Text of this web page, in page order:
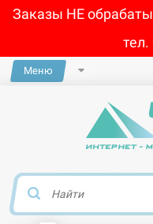
Заказы НЕ
Меню